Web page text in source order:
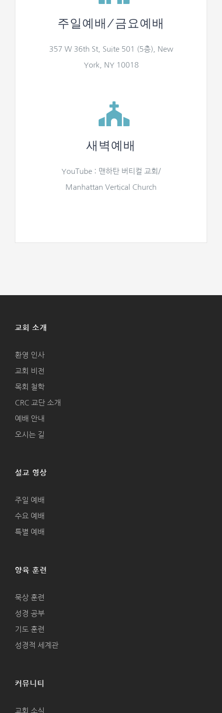
주일예배/금요예배
357 W 36th St, Suite 501 (5층), New
York, NY 10018
새벽예배
YouTube : 맨하탄 버티컬 교회/
Manhattan Vertical Church
교회 소개
환영 인사
교회 비전
목회 철학
CRC 교단 소개
예배 안내
오시는 길
설교 영상
주일 예배
수요 예배
특별 예배
양육 훈련
묵상 훈련
성경 공부
기도 훈련
성경적 세계관
커뮤니티
교회 소식